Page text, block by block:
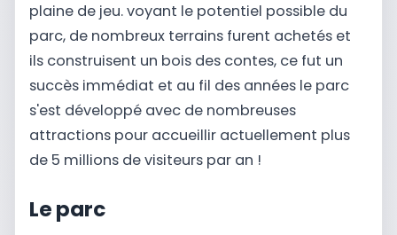
plaine de jeu. voyant le potentiel possible du
parc, de nombreux terrains furent achetés et
ils construisent un bois des contes, ce fut un
succès immédiat et au fil des années le parc
s'est développé avec de nombreuses
attractions pour accueillir actuellement plus
de 5 millions de visiteurs par an !
Le parc